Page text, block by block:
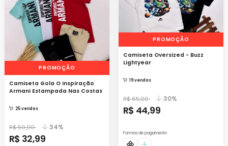
PROMOÇÃO
Camiseta Gola O Inspiração
Armani Estampada Nas Costas
25 vendas
R$ 50,00 34%
R$ 32,99
PROMOÇÃO
Camiseta Oversized - Buzz
Lightyear
19 vendas
R$ 65,00 30%
R$ 44,99
Formas de pagamento